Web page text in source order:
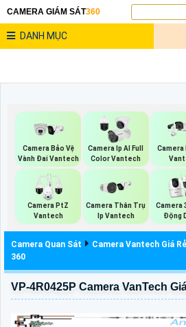
CAMERA GIÁM SÁT360
DANH MỤC
Camera Bảo Vệ
Vành Đai Vantech
Camera Ip AI Full
Color Vantech
Camera
Camera PtZ
Vantech
Camera Thân Trụ
Ip Vantech
Camera
Động
Camera Quan Sát Camera Vantech Giá Rẻ
360
VP-4R0425P Camera VanTech